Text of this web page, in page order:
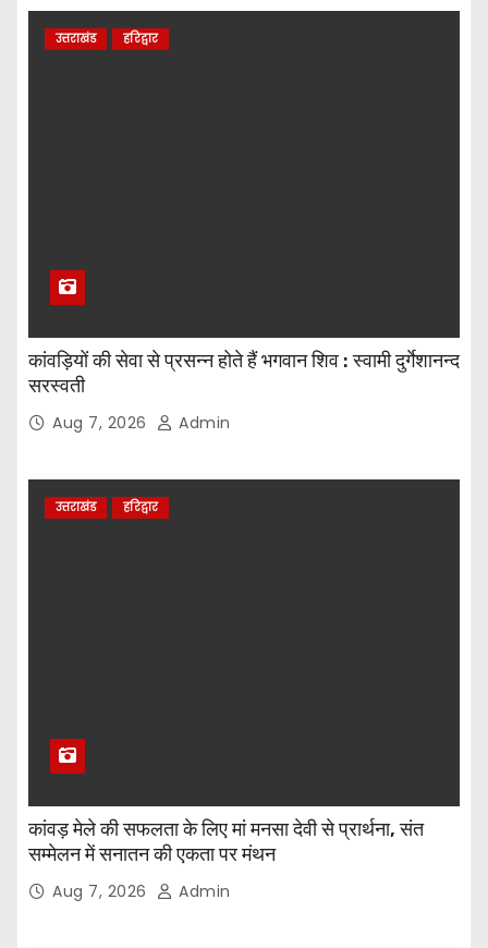
उत्तराखंड हरिद्वार
कांवड़ियों की सेवा से प्रसन्न होते हैं भगवान शिव : स्वामी दुर्गेशानन्द
सरस्वती
Aug 7, 2026 Admin
उत्तराखंड हरिद्वार
कांवड़ मेले की सफलता के लिए मां मनसा देवी से प्रार्थना, संत
सम्मेलन में सनातन की एकता पर मंथन
Aug 7, 2026 Admin